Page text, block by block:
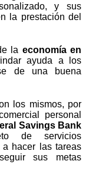
y sus
la prestación del
la economía en
ayuda a los
de una buena
los mismos, por
personal
Savings Bank
de servicios
a hacer las tareas
sus metas